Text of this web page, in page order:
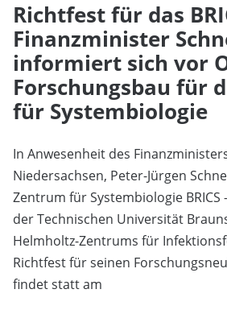
Richtfest für das
Finanzminister
informiert sich vor
Forschungsbau für
für Systembiologie
In Anwesenheit des
Niedersachsen, Peter-Jürgen
Zentrum für Systembiologie BRICS
der Technischen Universität
Helmholtz-Zentrums für
Richtfest für seinen
findet statt am